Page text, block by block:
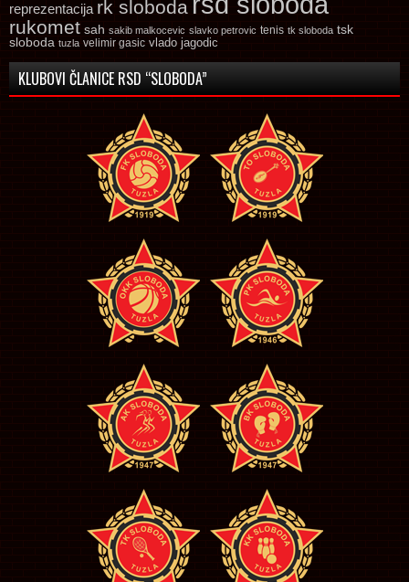
reprezentacija rk sloboda
rukomet sah sakib malkocevic slavko petrovic tenis tk sloboda tsk
sloboda tuzla velimir gasic vlado jagodic
KLUBOVI ČLANICE RSD “SLOBODA”